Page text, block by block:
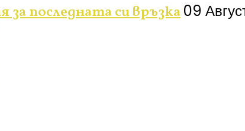
за последната си връзка09